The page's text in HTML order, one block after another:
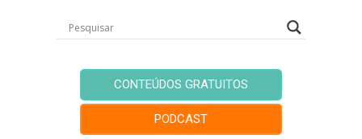
CONTEÚDOS GRATUITOS
PODCAST